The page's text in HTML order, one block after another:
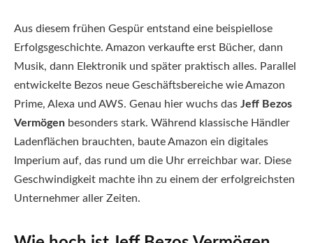
Aus diesem frühen Gespür entstand eine beispiellose
Erfolgsgeschichte. Amazon verkaufte erst Bücher, dann
Musik, dann Elektronik und später praktisch alles. Parallel
entwickelte Bezos neue Geschäftsbereiche wie Amazon
Prime, Alexa und AWS. Genau hier wuchs das Jeff Bezos
Vermögen besonders stark. Während klassische Händler
Ladenflächen brauchten, baute Amazon ein digitales
Imperium auf, das rund um die Uhr erreichbar war. Diese
Geschwindigkeit machte ihn zu einem der erfolgreichsten
Unternehmer aller Zeiten.